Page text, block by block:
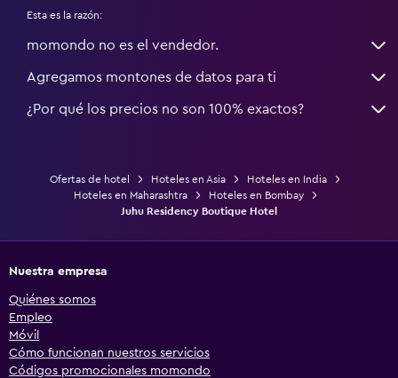
Esta es la razón:
momondo no es el vendedor.
Agregamos montones de datos para ti
¿Por qué los precios no son 100% exactos?
Ofertas de hotel Hoteles en Asia
Hoteles en India
Hoteles en Maharashtra
Hoteles en Bombay
Juhu Residency Boutique Hotel
Nuestra empresa
Quiénes somos
Empleo
Móvil
Cómo funcionan nuestros servicios
Códigos promocionales momondo